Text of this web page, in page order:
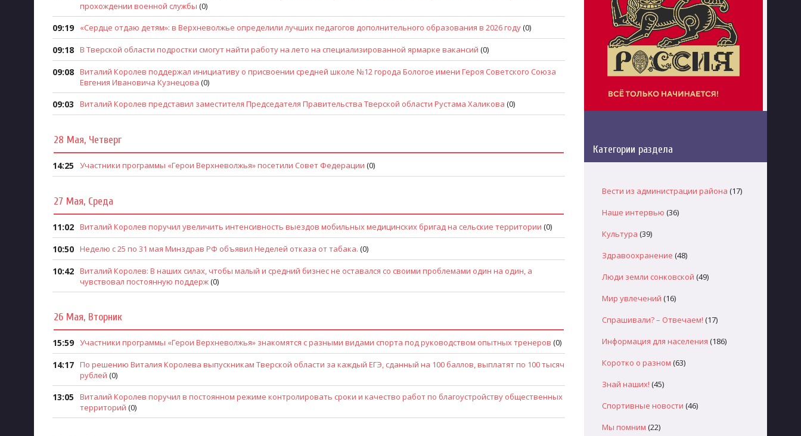
прохождении военной службы (0)
09:19 «Сердце отдаю детям»: в Верхневолжье определили лучших педагогов дополнительного образования в 2026 году(0)
09:18 В Тверской области подростки смогут найти работу на лето на специализированной ярмарке вакансий (0)
09:08 Виталий Королев поддержал инициативу о присвоении средней школе №12 города Бологое имени Героя Советского Союза
Евгения Ивановича Кузнецова (0)
09:03 Виталий Королев представил заместителя Председателя Правительства Тверской области Рустама Халикова (0)
28 Мая, Четверг
14:25 Участники программы «Герои Верхневолжья» посетили Совет Федерации (0)
27 Мая, Среда
11:02 Виталий Королев поручил увеличить интенсивность выездов мобильных медицинских бригад на сельские территории (0)
10:50 Неделю с 25 по 31 мая Минздрав РФ объявил Неделей отказа от табака. (0)
10:42 Виталий Королев: В наших силах, чтобы малый и средний бизнес не оставался со своими проблемами один на один, а
чувствовал постоянную поддерж(0)
26 Мая, Вторник
15:59 Участники программы «Герои Верхневолжья» знакомятся с разными видами спорта под руководством опытных тренеров (0)
14:17 По решению Виталия Королева выпускникам Тверской области за каждый ЕГЭ, сданный на 100 баллов, выплатят по 100 тысяч
рублей (0)
13:05
Виталий Королев поручил в постоянном режиме контролировать сроки и качество работ по благоустройству общественных
территорий (0)
Категории раздела
Вести из администрации района (17)
Наше интервью (36)
Культура (39)
Здравоохранение (48)
Люди земли сонковской (49)
Мир увлечений (16)
Спрашивали? – Отвечаем! (17)
Информация для населения (186)
Коротко о разном (63)
Знай наших! (45)
Спортивные новости (46)
Мы помним (22)